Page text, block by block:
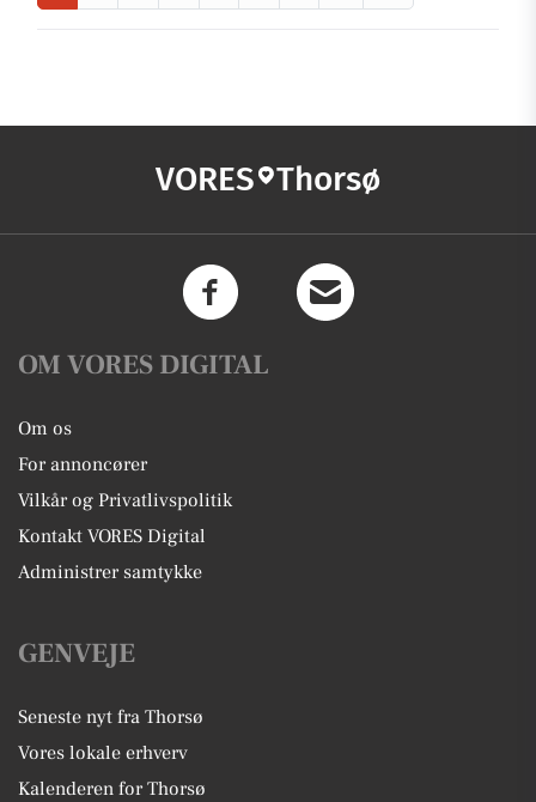
VORES Thorsø
OM VORES DIGITAL
Om os
For annoncører
Vilkår og Privatlivspolitik
Kontakt VORES Digital
Administrer samtykke
GENVEJE
Seneste nyt fra Thorsø
Vores lokale erhverv
Kalenderen for Thorsø